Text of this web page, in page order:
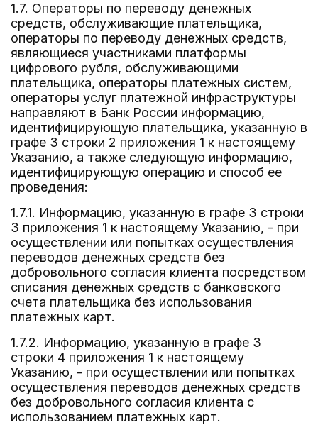
1.7. Операторы по переводу денежных
средств, обслуживающие плательщика,
операторы по переводу денежных средств,
являющиеся участниками платформы
цифрового рубля, обслуживающими
плательщика, операторы платежных систем,
операторы услуг платежной инфраструктуры
направляют в Банк России информацию,
идентифицирующую плательщика, указанную в
графе 3 строки 2 приложения 1 к настоящему
Указанию, а также следующую информацию,
идентифицирующую операцию и способ ее
проведения:
1.7.1. Информацию, указанную в графе 3 строки
3 приложения 1 к настоящему Указанию, - при
осуществлении или попытках осуществления
переводов денежных средств без
добровольного согласия клиента посредством
списания денежных средств с банковского
счета плательщика без использования
платежных карт.
1.7.2. Информацию, указанную в графе 3
строки 4 приложения 1 к настоящему
Указанию, - при осуществлении или попытках
осуществления переводов денежных средств
без добровольного согласия клиента с
использованием платежных карт.